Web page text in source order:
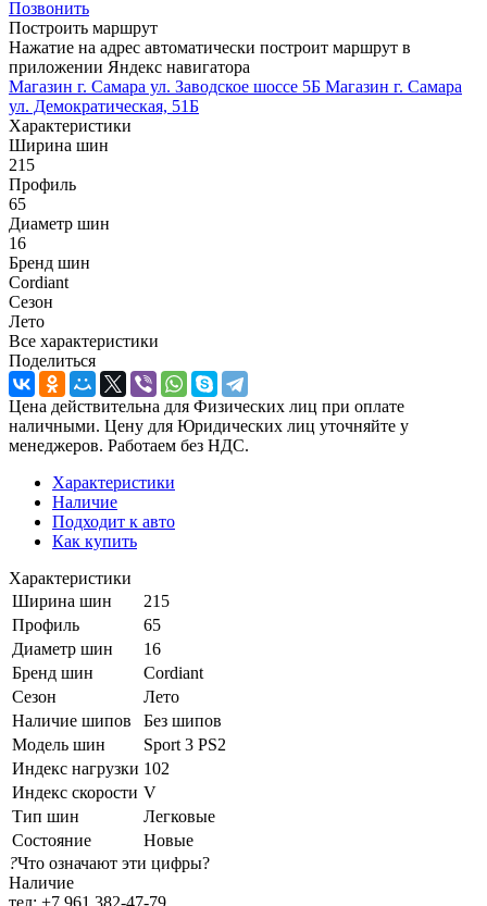
Позвонить
Построить маршрут
Нажатие на адрес автоматически построит маршрут в
приложении Яндекс навигатора
Магазин г. Самара ул. Заводское шоссе 5Б Магазин г. Самара
ул. Демократическая, 51Б
Характеристики
Ширина шин
215
Профиль
65
Диаметр шин
16
Бренд шин
Cordiant
Сезон
Лето
Все характеристики
Поделиться
Цена действительна для Физических лиц при оплате
наличными. Цену для Юридических лиц уточняйте у
менеджеров. Работаем без НДС.
Характеристики
Наличие
Подходит к авто
Как купить
Характеристики
Ширина шин
215
Профиль
65
Диаметр шин
16
Бренд шин
Cordiant
Сезон
Лето
Наличие шипов
Без шипов
Модель шин
Sport 3 PS2
Индекс нагрузки 102
Индекс скорости V
Тип шин
Легковые
Состояние
Новые
?Что означают эти цифры?
Наличие
тел: +7 961 382-47-79